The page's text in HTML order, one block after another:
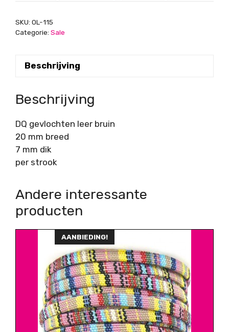
SKU: OL-115
Categorie: Sale
Beschrijving
Beschrijving
DQ gevlochten leer bruin
20 mm breed
7 mm dik
per strook
Andere interessante
producten
AANBIEDING!